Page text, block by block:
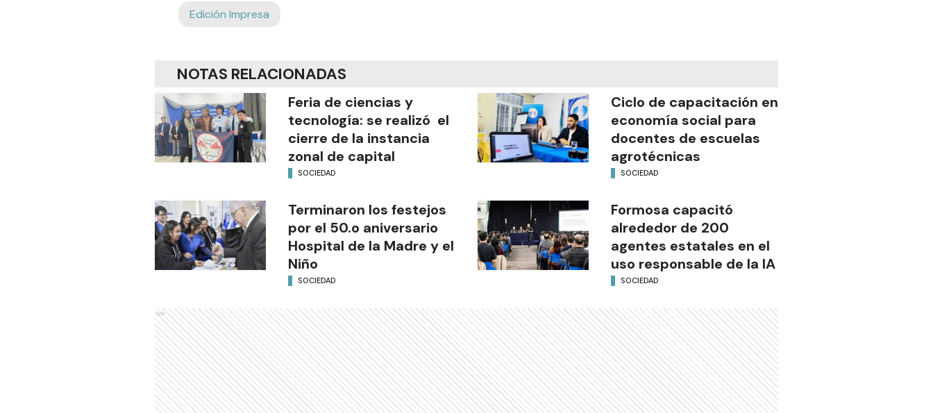
Edición Impresa
NOTAS RELACIONADAS
Feria de ciencias y
tecnología: se realizó el
cierre de la instancia
zonal de capital
SOCIEDAD
Ciclo de capacitación en
economía social para
docentes de escuelas
agrotécnicas
SOCIEDAD
Terminaron los festejos
por el 50.o aniversario
Hospital de la Madre y el
Niño
SOCIEDAD
Formosa capacitó
alrededor de 200
agentes estatales en el
uso responsable de la IA
SOCIEDAD
Ads